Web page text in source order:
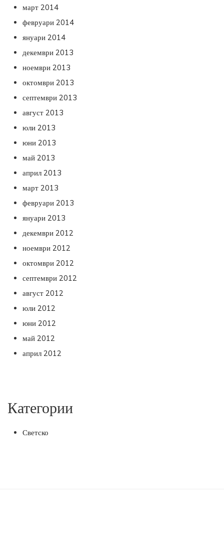
март 2014
февруари 2014
януари 2014
декември 2013
ноември 2013
октомври 2013
септември 2013
август 2013
юли 2013
юни 2013
май 2013
април 2013
март 2013
февруари 2013
януари 2013
декември 2012
ноември 2012
октомври 2012
септември 2012
август 2012
юли 2012
юни 2012
май 2012
април 2012
Категории
Светско